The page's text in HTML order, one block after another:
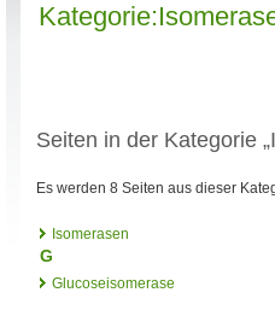
Seiten in der Kategorie
Es werden 8 Seiten aus dieser
Isomerasen
G
Glucoseisomerase